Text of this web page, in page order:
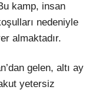
Instagram
kamp, insan
nedeniyle
almaktadır.
gelen, altı ay
yetersiz